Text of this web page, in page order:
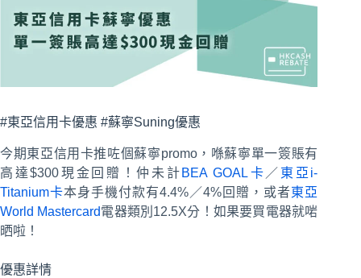
#東亞信用卡優惠 #蘇寧Suning優惠
今期東亞信用卡推咗個蘇寧promo，喺蘇寧單一簽賬有
高達$300現金回贈！仲未計 BEA GOAL卡 ／ 東亞i-
Titanium卡本身手機付款有4.4%／4%回贈，或者東亞
World Mastercard電器類別12.5X分！如果要買電器就啱
晒啦！
優惠詳情